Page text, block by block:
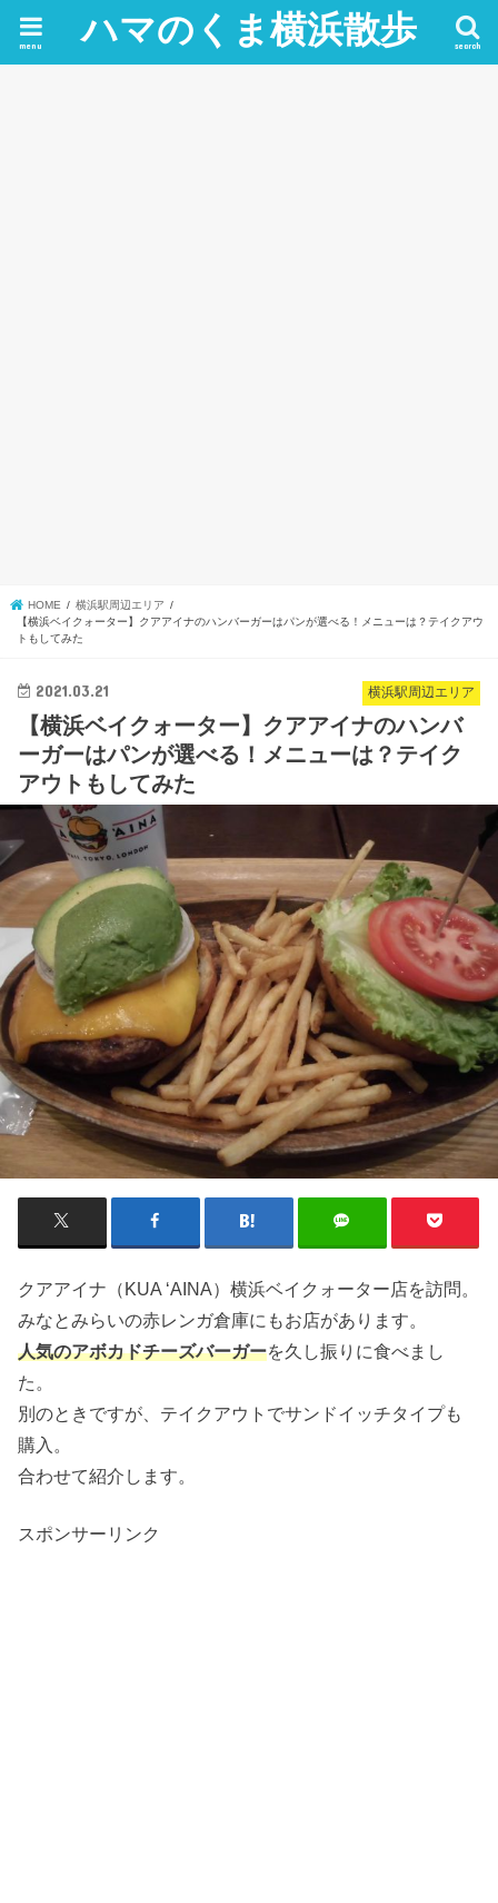
ハマのくま横浜散歩 search
menu
HOME
横浜駅周辺エリア
【横浜ベイクォーター】クアアイナのハンバーガーはパンが選べる！メニューは？テイクアウ
トもしてみた
横浜駅周辺エリア
2021.03.21
【横浜ベイクォーター】クアアイナのハンバ
ーガーはパンが選べる！メニューは？テイク
アウトもしてみた
クアアイナ（KUA ‘AINA）横浜ベイクォーター店を訪問。
みなとみらいの赤レンガ倉庫にもお店があります。
人気のアボカドチーズバーガーを久し振りに食べまし
た。
別のときですが、テイクアウトでサンドイッチタイプも
購入。
合わせて紹介します。
スポンサーリンク